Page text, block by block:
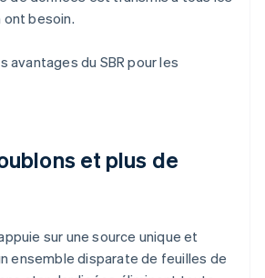
ont besoin.
avantages du SBR pour les
et plus de
sur une source unique et
ensemble disparate de feuilles de